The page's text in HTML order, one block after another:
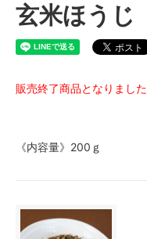
玄米ほうじ
販売終了商品となりました
《内容量》200ｇ